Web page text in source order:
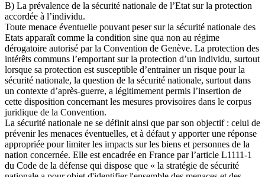
B) La prévalence de la sécurité nationale de l’Etat sur la protection
accordée à l’individu.
Toute menace éventuelle pouvant peser sur la sécurité nationale des
Etats apparaît comme la condition sine qua non au régime
dérogatoire autorisé par la Convention de Genève. La protection des
intérêts communs l’emportant sur la protection d’un individu, surtout
lorsque sa protection est susceptible d’entrainer un risque pour la
sécurité nationale, la question de la sécurité nationale, surtout dans
un contexte d’après-guerre, a légitimement permis l’insertion de
cette disposition concernant les mesures provisoires dans le corpus
juridique de la Convention.
La sécurité nationale ne se définit ainsi que par son objectif : celui de
prévenir les menaces éventuelles, et à défaut y apporter une réponse
appropriée pour limiter les impacts sur les biens et personnes de la
nation concernée. Elle est encadrée en France par l’article L1111-1
du Code de la défense qui dispose que « la stratégie de sécurité